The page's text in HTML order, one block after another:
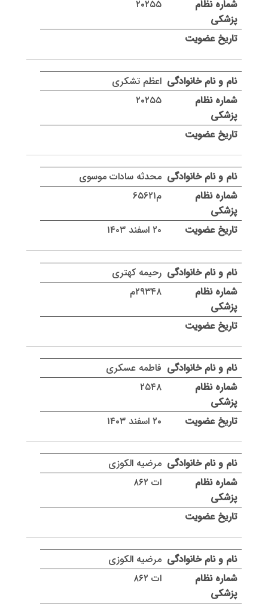
۲۰۲۵۵
اعظم تشکری
۲۰۲۵۵
محدثه سادات موسوی
م۶۵۶۲۱
۲۰ اسفند ۱۴۰۳
رحیمه کهتری
۲۹۳۴۸م
فاطمه عسکری
۲۵۴۸
۲۰ اسفند ۱۴۰۳
مرضیه الکوزی
ات ۸۶۲
مرضیه الکوزی
ات ۸۶۲